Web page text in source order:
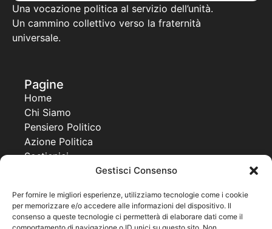
Gestisci Consenso
Per fornire le migliori esperienze, utilizziamo tecnologie come i cookie
per memorizzare e/o accedere alle informazioni del dispositivo. Il
consenso a queste tecnologie ci permetterà di elaborare dati come il
Una vocazione politica al servizio dell’unità.
Un cammino collettivo verso la fraternità
universale.
Pagine
Home
Chi Siamo
Pensiero Politico
Azione Politica
Sostienici
Progetti
Together For a New Africa
United World Project